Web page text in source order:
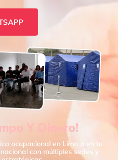
Y Dinero!
ocupacional en Lima o en tu
con múltiples sedes y